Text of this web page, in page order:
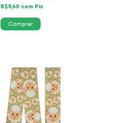
R$9,40 com Pix